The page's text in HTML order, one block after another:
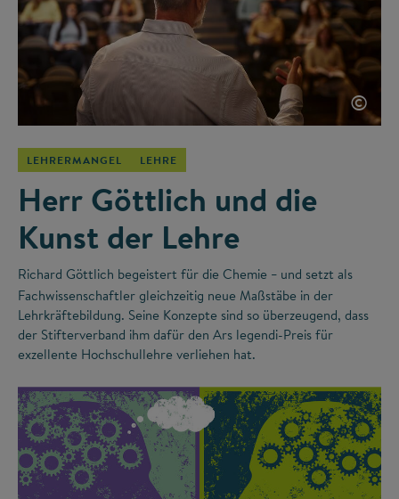
©
LEHRERMANGEL LEHRE
Herr Göttlich und die
Kunst der Lehre
Richard Göttlich begeistert für die Chemie – und setzt als
Fachwissenschaftler gleichzeitig neue Maßstäbe in der
Lehrkräftebildung. Seine Konzepte sind so überzeugend, dass
der Stifterverband ihm dafür den Ars legendi-Preis für
exzellente Hochschullehre verliehen hat.